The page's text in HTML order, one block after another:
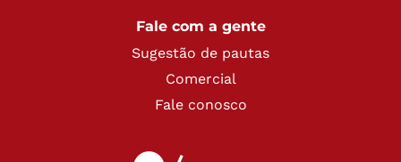
Fale com a gente
Sugestão de pautas
Comercial
Fale conosco